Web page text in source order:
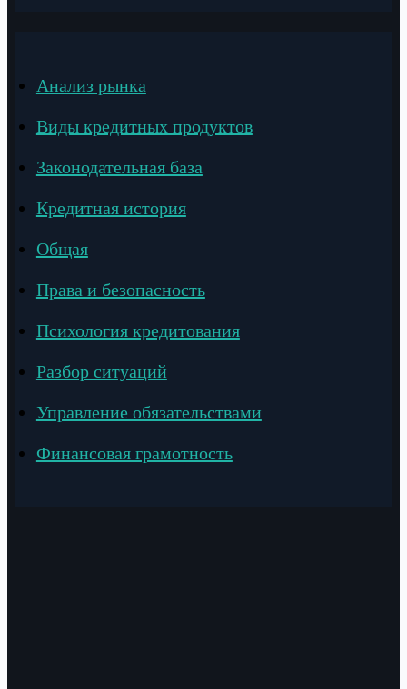
Анализ рынка
Виды кредитных продуктов
Законодательная база
Кредитная история
Общая
Права и безопасность
Психология кредитования
Разбор ситуаций
Управление обязательствами
Финансовая грамотность